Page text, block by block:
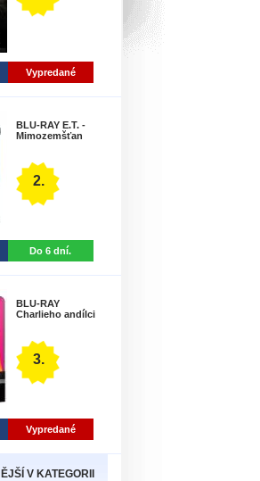
Vypredané
BLU-RAY E.T. -
Mimozemšťan
2.
Do 6 dní.
BLU-RAY
Charlieho andílci
3.
Vypredané
V KATEGORII